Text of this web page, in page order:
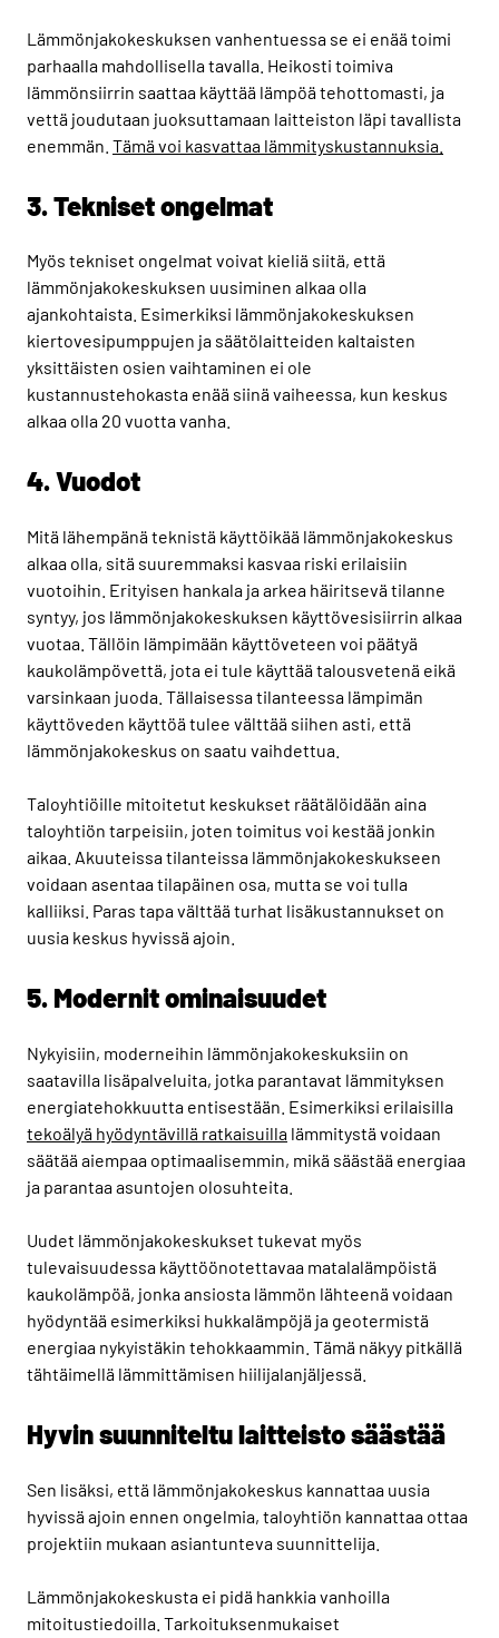
Lämmönjakokeskuksen vanhentuessa se ei enää toimi
parhaalla mahdollisella tavalla. Heikosti toimiva
lämmönsiirrin saattaa käyttää lämpöä tehottomasti, ja
vettä joudutaan juoksuttamaan laitteiston läpi tavallista
enemmän. Tämä voi kasvattaa lämmityskustannuksia.
3. Tekniset ongelmat
Myös tekniset ongelmat voivat kieliä siitä, että
lämmönjakokeskuksen uusiminen alkaa olla
ajankohtaista. Esimerkiksi lämmönjakokeskuksen
kiertovesipumppujen ja säätölaitteiden kaltaisten
yksittäisten osien vaihtaminen ei ole
kustannustehokasta enää siinä vaiheessa, kun keskus
alkaa olla 20 vuotta vanha.
4. Vuodot
Mitä lähempänä teknistä käyttöikää lämmönjakokeskus
alkaa olla, sitä suuremmaksi kasvaa riski erilaisiin
vuotoihin. Erityisen hankala ja arkea häiritsevä tilanne
syntyy, jos lämmönjakokeskuksen käyttövesisiirrin alkaa
vuotaa. Tällöin lämpimään käyttöveteen voi päätyä
kaukolämpövettä, jota ei tule käyttää talousvetenä eikä
varsinkaan juoda. Tällaisessa tilanteessa lämpimän
käyttöveden käyttöä tulee välttää siihen asti, että
lämmönjakokeskus on saatu vaihdettua.
Taloyhtiöille mitoitetut keskukset räätälöidään aina
taloyhtiön tarpeisiin, joten toimitus voi kestää jonkin
aikaa. Akuuteissa tilanteissa lämmönjakokeskukseen
voidaan asentaa tilapäinen osa, mutta se voi tulla
kalliiksi. Paras tapa välttää turhat lisäkustannukset on
uusia keskus hyvissä ajoin.
5. Modernit ominaisuudet
Nykyisiin, moderneihin lämmönjakokeskuksiin on
saatavilla lisäpalveluita, jotka parantavat lämmityksen
energiatehokkuutta entisestään. Esimerkiksi erilaisilla
tekoälyä hyödyntävillä ratkaisuilla lämmitystä voidaan
säätää aiempaa optimaalisemmin, mikä säästää energiaa
ja parantaa asuntojen olosuhteita.
Uudet lämmönjakokeskukset tukevat myös
tulevaisuudessa käyttöönotettavaa matalalämpöistä
kaukolämpöä, jonka ansiosta lämmön lähteenä voidaan
hyödyntää esimerkiksi hukkalämpöjä ja geotermistä
energiaa nykyistäkin tehokkaammin. Tämä näkyy pitkällä
tähtäimellä lämmittämisen hiilijalanjäljessä.
Hyvin suunniteltu laitteisto säästää
Sen lisäksi, että lämmönjakokeskus kannattaa uusia
hyvissä ajoin ennen ongelmia, taloyhtiön kannattaa ottaa
projektiin mukaan asiantunteva suunnittelija.
Lämmönjakokeskusta ei pidä hankkia vanhoilla
mitoitustiedoilla. Tarkoituksenmukaiset